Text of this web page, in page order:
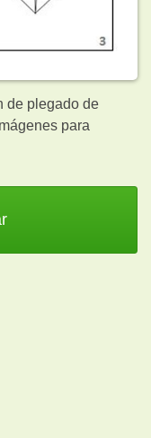
de plegado de
para